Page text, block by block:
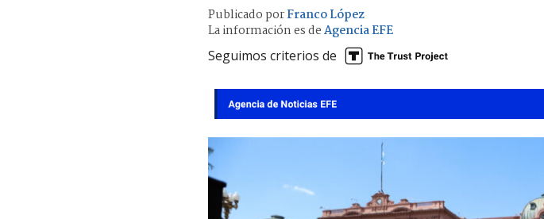
Publicado porFranco López
La información es deAgencia EFE
Seguimos criterios de